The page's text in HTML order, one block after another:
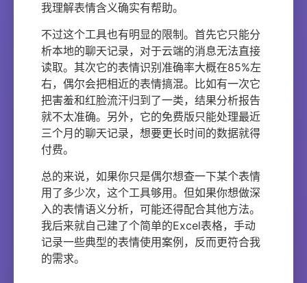
我理解表情含义确实有帮助。
不过这个工具也有明显的限制。首先它只能分
析本地的聊天记录，对于云端的消息无法直接
读取。其次它的表情识别准确率大概在85%左
右，偶尔会把相近的表情搞混。比如有一次它
把害羞和红脸流汗归到了一类，结果分析报告
就不太准确。另外，它的免费版只能处理最近
三个月的聊天记录，想要更长时间的数据就得
付费。
总的来说，如果你只是偶尔想查一下某个表情
用了多少次，这个工具够用。但如果你想做深
入的表情语义分析，可能还得配合其他方法。
我后来就自己建了个简单的Excel表格，手动
记录一些典型的表情使用案例，反而更符合我
的需求。